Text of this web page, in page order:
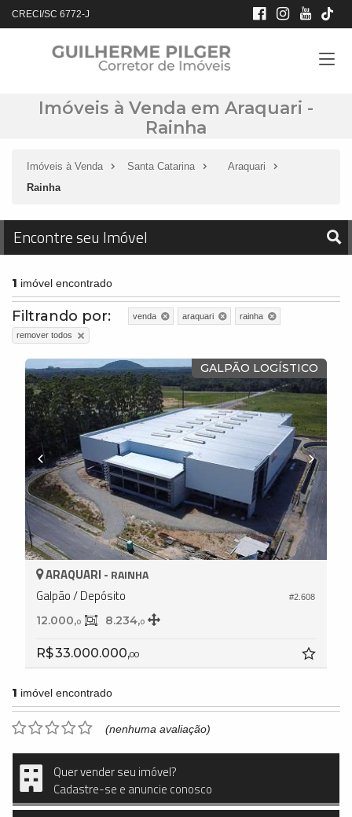
CRECI/SC 6772-J
Imóveis à Venda em Araquari -
Rainha
Imóveis à Venda Santa Catarina
Araquari
Rainha
Encontre seu Imóvel
1 imóvel encontrado
Filtrando por: venda araquari
rainha
remover todos
GALPÃO LOGÍSTICO
#2.608
ARAQUARI - RAINHA
Galpão / Depósito
12.000,0 8.234,0
R$ 33.000.000,00
1 imóvel encontrado
(nenhuma avaliação)
Quer vender seu imóvel?
Cadastre-se e anuncie conosco